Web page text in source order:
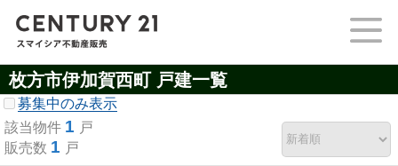
枚方市伊加賀西町 戸建一覧
募集中のみ表示
該当物件 1 戸
販売数 1 戸